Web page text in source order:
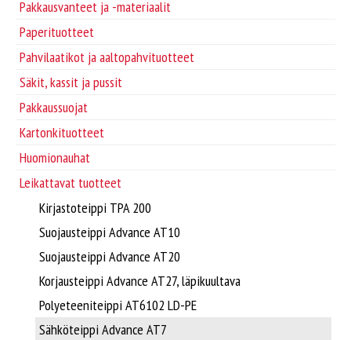
Pakkausvanteet ja -materiaalit
Pahvilaatikot ja aaltopahvituotteet
Säkit, kassit ja pussit
Pakkaussuojat
Kartonkituotteet
Paperituotteet
Tarrat ja laput
Pakkausvanteet ja -materiaalit
Paperituotteet
Pahvilaatikot ja aaltopahvituotteet
Säkit, kassit ja pussit
Pakkaussuojat
Kartonkituotteet
Huomionauhat
Leikattavat tuotteet
Kirjastoteippi TPA 200
Suojausteippi Advance AT10
Suojausteippi Advance AT20
Korjausteippi Advance AT27, läpikuultava
Polyeteeniteippi AT6102 LD-PE
Sähköteippi Advance AT7